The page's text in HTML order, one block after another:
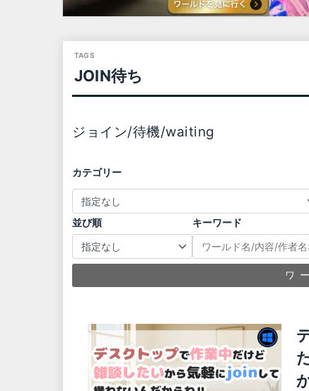
JOIN待ち
ジョイン/待機/waiting
カテゴリー
並び順 キーワード
ワ